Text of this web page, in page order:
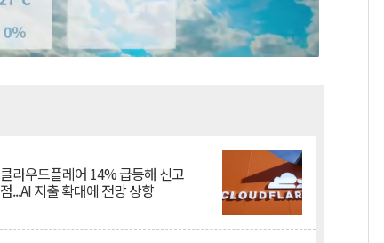
클라우드플레어 14% 급등해 신고
점...AI 지출 확대에 전망 상향